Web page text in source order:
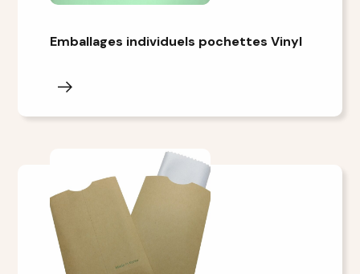
Emballages individuels pochettes Vinyl